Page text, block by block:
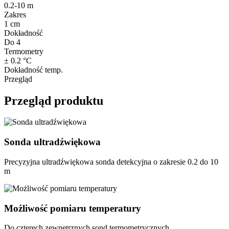
0.2-10 m
Zakres
1 cm
Dokładność
Do 4
Termometry
± 0.2 °C
Dokładność temp.
Przegląd
Przegląd produktu
Sonda ultradźwiękowa
Precyzyjna ultradźwiękowa sonda detekcyjna o zakresie 0.2 do 10
m
Możliwość pomiaru temperatury